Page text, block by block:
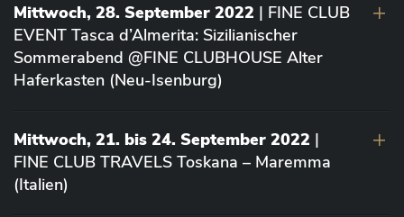
Mittwoch, 28. September 2022 | FINE CLUB
EVENT Tasca d’Almerita: Sizilianischer
Sommerabend @FINE CLUBHOUSE Alter
Haferkasten (Neu-Isenburg)
Mittwoch, 21. bis 24. September 2022 |
FINE CLUB TRAVELS Toskana – Maremma
(Italien)